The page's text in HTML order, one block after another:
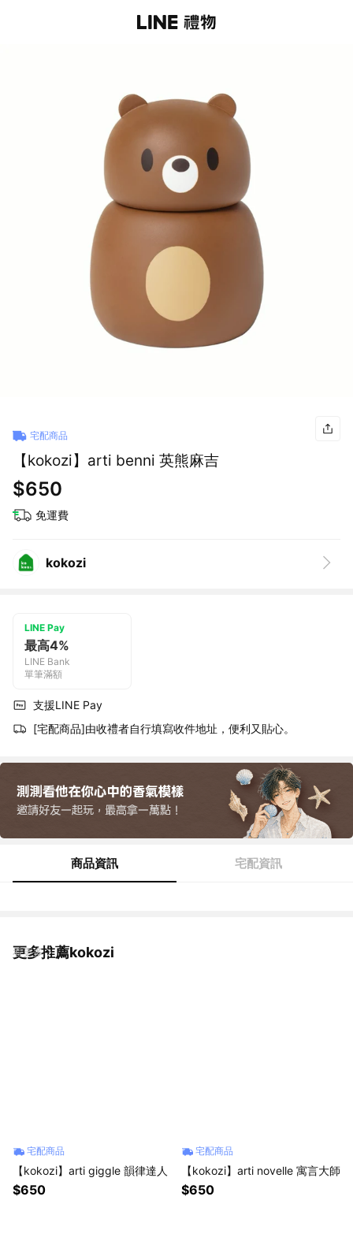
宅配商品
【kokozi】arti benni 英熊麻吉
$650
免運費
kokozi
LINE Pay
最高4%
LINE Bank
單筆滿額
支援LINE Pay
[宅配商品]由收禮者自行填寫收件地址，便利又貼心。
商品資訊 宅配資訊
更多推薦kokozi
看更多
宅配商品
【kokozi】arti giggle 韻律達人
$650
宅配商品
【kokozi】arti novelle 寓言大師
$650